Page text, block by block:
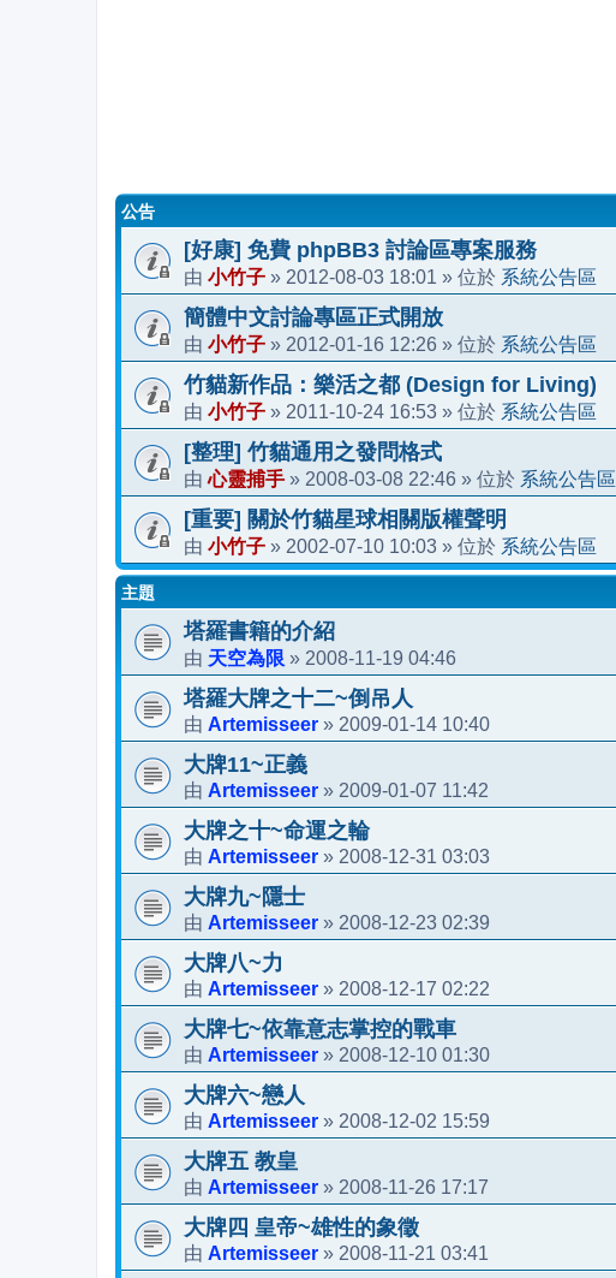
公告
[好康] 免費 phpBB3 討論區專案服務
由 小竹子 » 2012-08-03 18:01 » 位於 系統公告區
簡體中文討論專區正式開放
由 小竹子 » 2012-01-16 12:26 » 位於 系統公告區
竹貓新作品：樂活之都 (Design for Living)
由 小竹子 » 2011-10-24 16:53 » 位於 系統公告區
[整理] 竹貓通用之發問格式
由心靈捕手 » 2008-03-08 22:46 » 位於 系統公告區
[重要] 關於竹貓星球相關版權聲明
由 小竹子 » 2002-07-10 10:03 » 位於 系統公告區
主題
塔羅書籍的介紹
由 天空為限 » 2008-11-19 04:46
塔羅大牌之十二~倒吊人
由 Artemisseer » 2009-01-14 10:40
大牌11~正義
由 Artemisseer » 2009-01-07 11:42
大牌之十~命運之輪
由 Artemisseer » 2008-12-31 03:03
大牌九~隱士
由 Artemisseer » 2008-12-23 02:39
大牌八~力
由 Artemisseer » 2008-12-17 02:22
大牌七~依靠意志掌控的戰車
由 Artemisseer » 2008-12-10 01:30
大牌六~戀人
由 Artemisseer » 2008-12-02 15:59
大牌五 教皇
由 Artemisseer » 2008-11-26 17:17
大牌四 皇帝~雄性的象徵
由 Artemisseer » 2008-11-21 03:41